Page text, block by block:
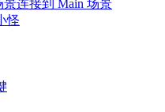
连接到 Main 场景
怪